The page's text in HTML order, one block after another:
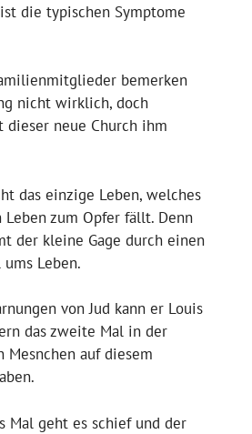
die typischen Symptome
bemerken
nicht wirklich, doch
dieser neue Church ihm
das einzige Leben, welches
zum Opfer fällt. Denn
der kleine Gage durch einen
Leben.
von Jud kann er Louis
das zweite Mal in der
Mesnchen auf diesem
Mal geht es schief und der